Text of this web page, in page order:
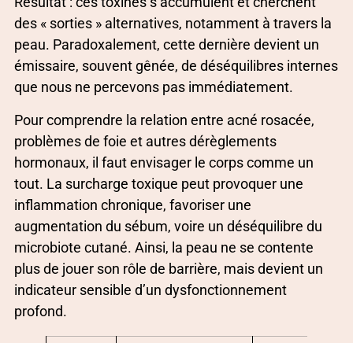
des « sorties » alternatives, notamment à travers la
peau. Paradoxalement, cette dernière devient un
émissaire, souvent gênée, de déséquilibres internes
que nous ne percevons pas immédiatement.
Pour comprendre la relation entre acné rosacée,
problèmes de foie et autres dérèglements
hormonaux, il faut envisager le corps comme un
tout. La surcharge toxique peut provoquer une
inflammation chronique, favoriser une
augmentation du sébum, voire un déséquilibre du
microbiote cutané. Ainsi, la peau ne se contente
plus de jouer son rôle de barrière, mais devient un
indicateur sensible d’un dysfonctionnement
profond.